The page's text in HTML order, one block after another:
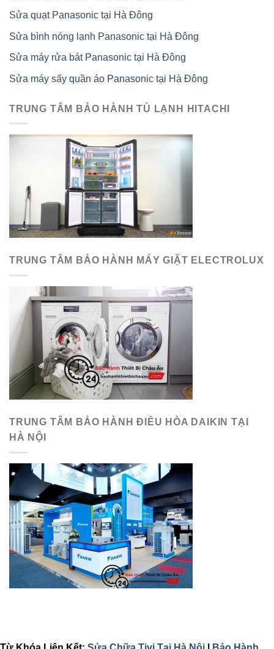
Sửa quạt Panasonic tại Hà Đông
Sửa bình nóng lạnh Panasonic tại Hà Đông
Sửa máy rửa bát Panasonic tại Hà Đông
Sửa máy sấy quần áo Panasonic tại Hà Đông
TRUNG TÂM BẢO HÀNH TỦ LẠNH HITACHI
TRUNG TÂM BẢO HÀNH MÁY GIẶT ELECTROLUX
TRUNG TÂM BẢO HÀNH ĐIỀU HÒA DAIKIN TẠI
HÀ NỘI